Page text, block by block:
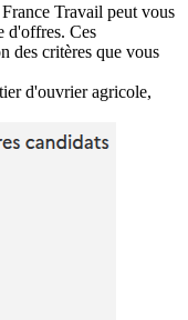
Travail peut vous
d'offres. Ces
des critères que vous
d'ouvrier agricole,